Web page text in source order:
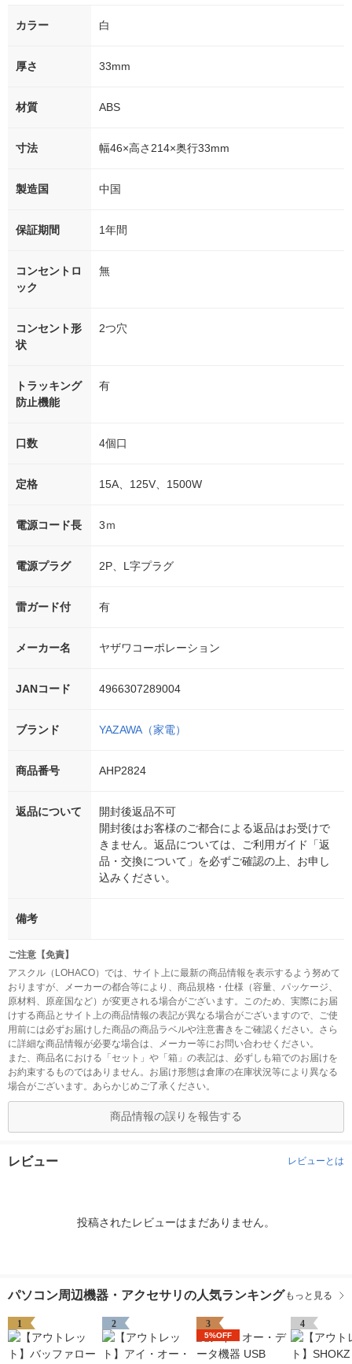
カラー 白
厚さ 33mm
材質 ABS
寸法 幅46×高さ214×奥行33mm
製造国 中国
保証期間 1年間
コンセントロ
ック
無
コンセント形
状
2つ穴
トラッキング
防止機能
有
口数 4個口
定格 15A、125V、1500W
電源コード長 3ｍ
電源プラグ 2P、L字プラグ
雷ガード付 有
メーカー名 ヤザワコーポレーション
JANコード 4966307289004
ブランド YAZAWA（家電）
商品番号 AHP2824
返品について
開封後返品不可
開封後はお客様のご都合による返品はお受けで
きません。返品については、ご利用ガイド「返
品・交換について」を必ずご確認の上、お申し
込みください。
備考
ご注意【免責】
アスクル（LOHACO）では、サイト上に最新の商品情報を表示するよう努めて
おりますが、メーカーの都合等により、商品規格・仕様（容量、パッケージ、
原材料、原産国など）が変更される場合がございます。このため、実際にお届
けする商品とサイト上の商品情報の表記が異なる場合がございますので、ご使
用前には必ずお届けした商品の商品ラベルや注意書きをご確認ください。さら
に詳細な商品情報が必要な場合は、メーカー等にお問い合わせください。
また、商品名における「セット」や「箱」の表記は、必ずしも箱でのお届けを
お約束するものではありません。お届け形態は倉庫の在庫状況等により異なる
場合がございます。あらかじめご了承ください。
商品情報の誤りを報告する
レビュー レビューとは
投稿されたレビューはまだありません。
パソコン周辺機器・アクセサリの人気ランキング もっと見る
1 2 3
5%OFF
4